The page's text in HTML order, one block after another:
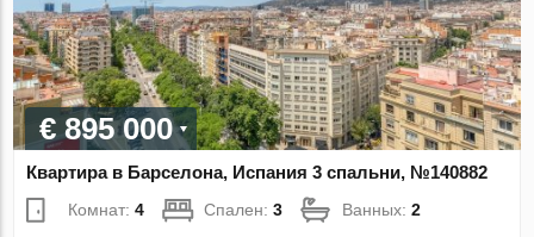
€ 895 000
Квартира в Барселона, Испания 3 спальни, №140882
Комнат:4 Спален:3 Ванных:2